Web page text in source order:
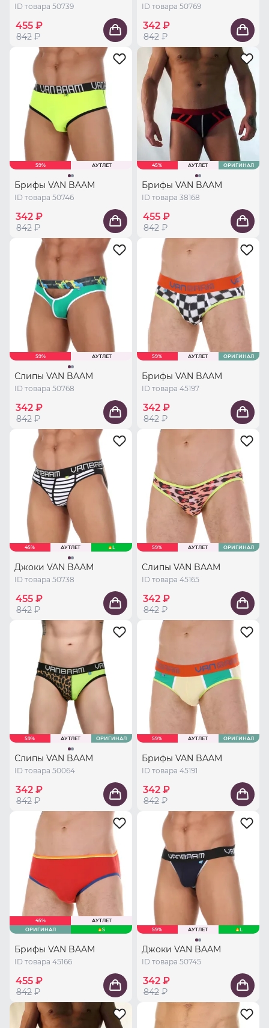
ID товара 50739
455 ₽
842 ₽
ID товара 50769
342 ₽
842 ₽
59% АУТЛЕТ
Брифы VAN BAAM
ID товара 50746
342 ₽
842 ₽
45% АУТЛЕТ ОРИГИНАЛ
Брифы VAN BAAM
ID товара 38168
455 ₽
842 ₽
59% АУТЛЕТ
Слипы VAN BAAM
ID товара 50768
342 ₽
842 ₽
59% АУТЛЕТ ОРИГИНАЛ
Брифы VAN BAAM
ID товара 45197
342 ₽
842 ₽
45% АУТЛЕТ L
Джоки VAN BAAM
ID товара 50738
455 ₽
842 ₽
59% АУТЛЕТ ОРИГИНАЛ
Слипы VAN BAAM
ID товара 45165
342 ₽
842 ₽
59% АУТЛЕТ ОРИГИНАЛ
Слипы VAN BAAM
ID товара 50064
342 ₽
842 ₽
59% АУТЛЕТ ОРИГИНАЛ
Брифы VAN BAAM
ID товара 45191
342 ₽
842 ₽
45%
АУТЛЕТ
ОРИГИНАЛ
S
Брифы VAN BAAM
ID товара 45166
455 ₽
842 ₽
59% АУТЛЕТ L
Джоки VAN BAAM
ID товара 50745
342 ₽
842 ₽